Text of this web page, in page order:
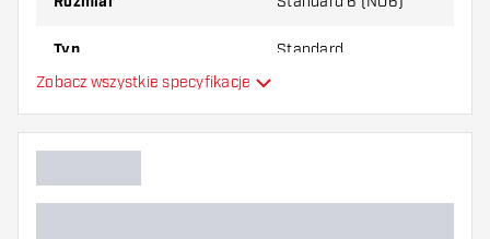
Typ Standard
Główny kolor
Zobacz wszystkie specyfikacje